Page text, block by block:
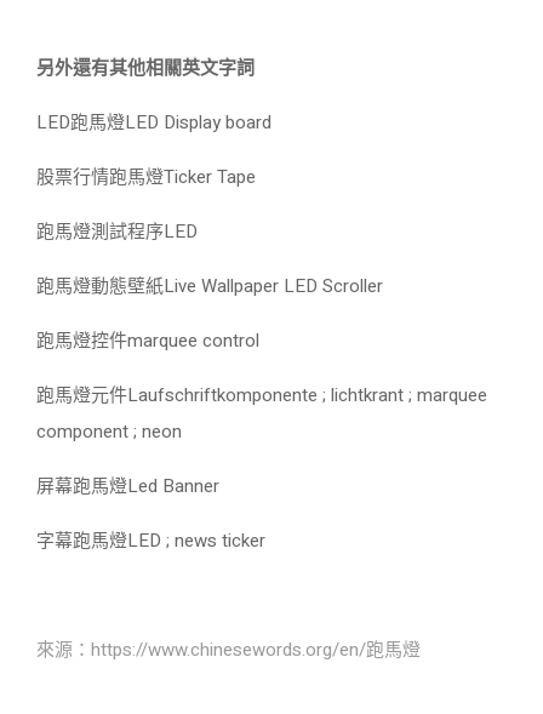
另外還有其他相關英文字詞
LED跑馬燈LED Display board
股票行情跑馬燈Ticker Tape
跑馬燈測試程序LED
跑馬燈動態壁紙Live Wallpaper LED Scroller
跑馬燈控件marquee control
跑馬燈元件Laufschriftkomponente ; lichtkrant ; marquee
component ; neon
屏幕跑馬燈Led Banner
字幕跑馬燈LED ; news ticker
來源：https://www.chinesewords.org/en/跑馬燈